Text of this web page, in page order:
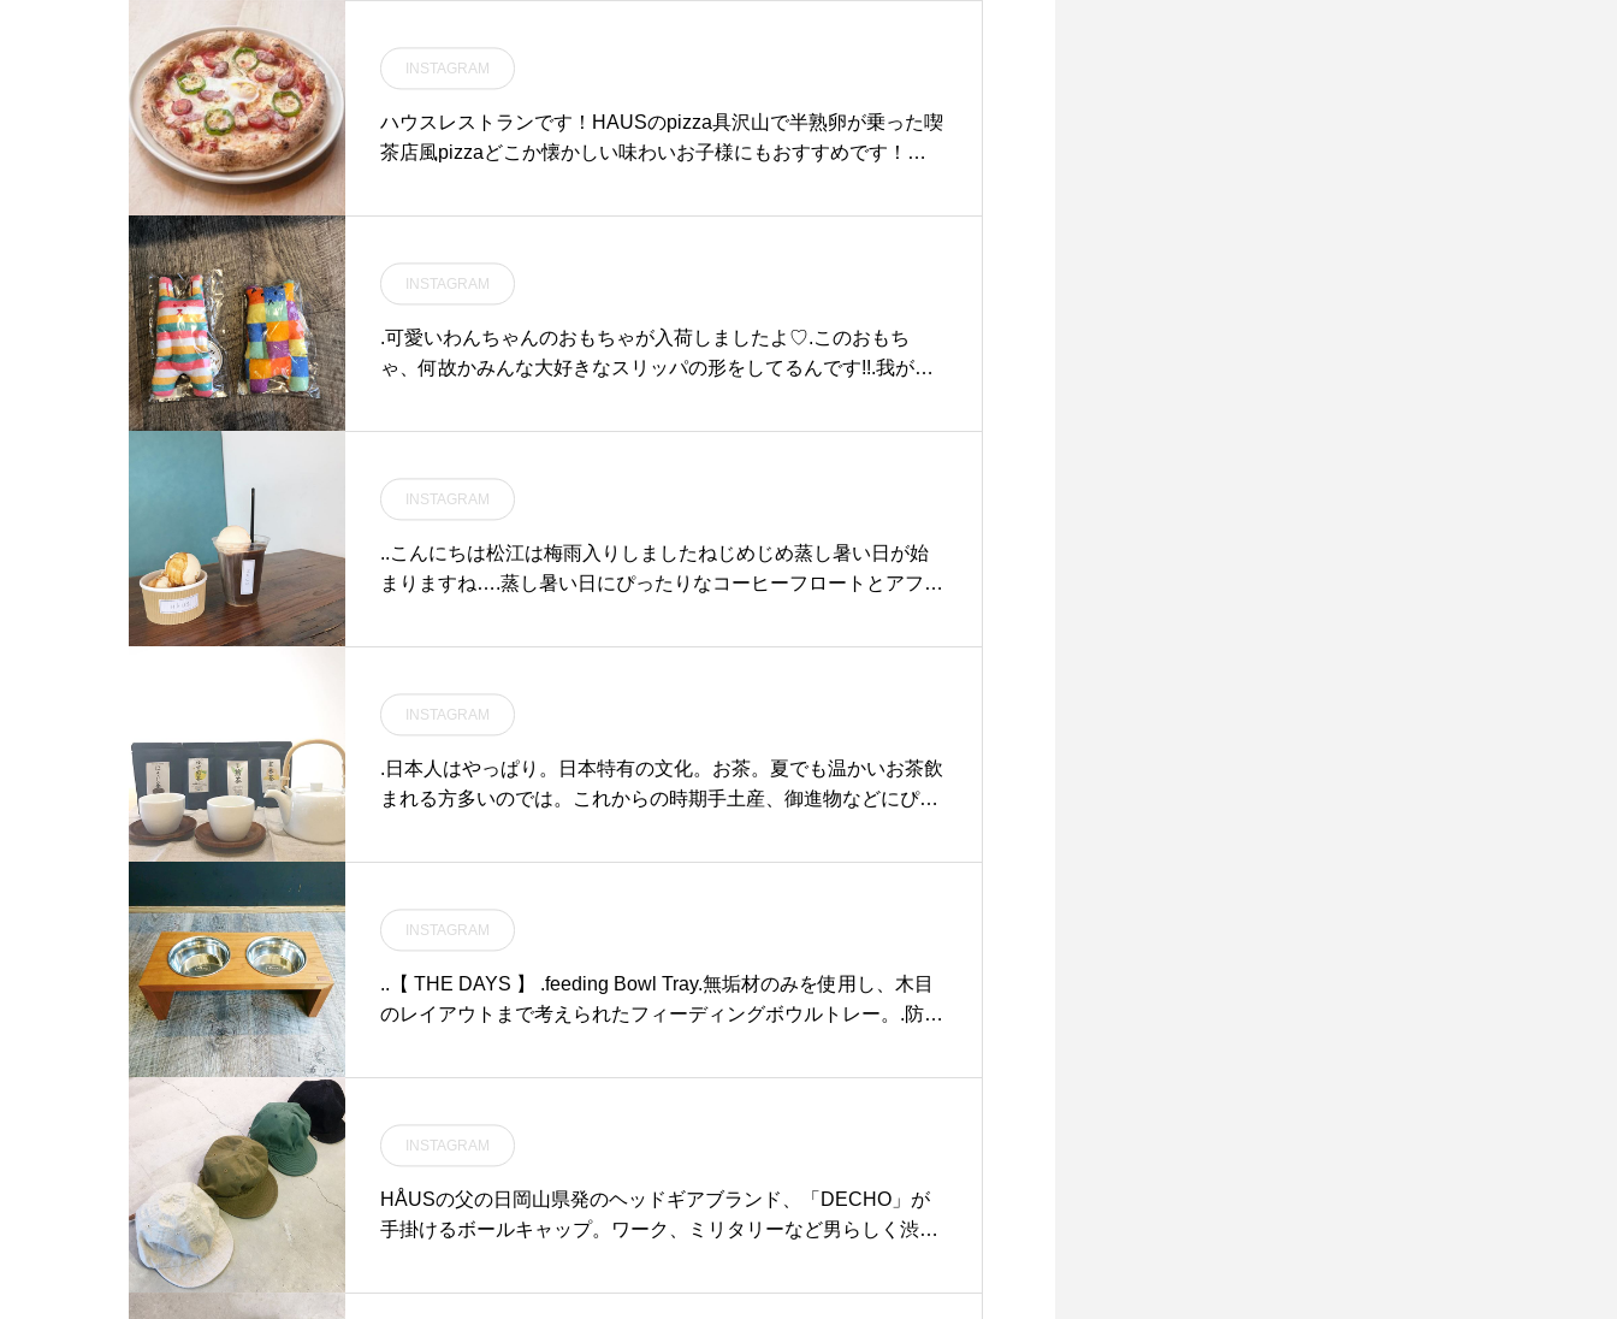
場の最前線を第一としてプ
ロダクトを発信し続けてい
ます。ブランドのロングセ
ラーである「ベトナム戦争
モデル」、「G10ウォッ
チ」の2種をご用意しまし
た。ファッションアイテム
前提ではなく、本来の現場
で使うツールウォッチとし
ての役割を前提に作られた
逸品です。男女ともにおす
すめでございますのでぜひ
店頭にてお試しくださいま
せ。.#mwc#militarywat
chcompany#military#ミ
リタリーウォッチ#haus #h
aus_matsue #hausmats
ue #松江カフェ #島根カフ
ェ #松江旅行#島根旅行#松
江 #島根 #山陰
NARROW MILITARY BELT
#belt#ベルト#military#
hausmatsue #島根#松江
INSTAGRAM
ハウスレストランです！HAUSのpizza具沢山で半熟卵が乗った喫
茶店風pizzaどこか懐かしい味わいお子様にもおすすめです！ラ
____HAUSのメインアカウントはこちら↓@haus_matsue______
業時間 》11:00 〜 20:00《 レストラン 営業時間 》モーニング9:0
0〜11:00ランチ 11:30〜14:00カフェ 14:00〜17:00ディナー17:0
0〜21:00（LO20:30） Tel : 0852-61-5888#CAFE#HAUS#HÅUS#
松江旅行#島根旅行#TABLEHAUS#島根#松江島根##haus_matsu
#ケーキ#松江デート
INSTAGRAM
.可愛いわんちゃんのおもちゃが入荷しましたよ♡.このおもち
ゃ、何故かみんな大好きなスリッパの形をしてるんです!!.我が家
すね.触ると、『シャカシャカ』押すと『キュッキュッ』わんちゃ
852-61-2885OPEN 9:00CLOSE 18:00@haus_matsue#松江トリ
ミングサロン #松江トリミング #松江ペットサロン #松江ペット #
松江スパシャンプー #haus #groomhaus #松江#島根
INSTAGRAM
..こんにちは︎松江は梅雨入りしましたねじめじめ蒸し暑い日が始
まりますね…︎.蒸し暑い日にぴったりなコーヒーフロートとアフォ
アウトも承っております。期間限定なのでぜひお試しくださいね
フェモーニング. 9:00-11:00 (Lo10:30)ランチ 11:30-14:00カフェ 1
4:00-18:00ディナー 18:00-21:00 (Lo20:15)…#アイスクリーム #ic
ecream ##コーヒーフロート #coffeefloat#アイスコーヒー #coffee
#アフォガード #エスプレッソ#バニラアイス #新メニュー #drink
INSTAGRAM
.日本人はやっぱり。日本特有の文化。お茶。夏でも温かいお茶飲
まれる方多いのでは。これからの時期手土産、御進物などにぴっ
たりなお菓子もあります♡一緒に食べると、、至福のときですね
はこちら@haus_zakka .こちらもよろしくお願いします♡..#加島
茶舗 #ほうじ茶#煎茶#ゆず煎茶#玄米茶#贈り物 #ギフト#手土産 #
御進物#hausmatsue#島根 #松江
INSTAGRAM
..【 THE DAYS 】 .feeding Bowl Tray.無垢材のみを使用し、木目
のレイアウトまで考えられたフィーディングボウルトレー。.防水
し、万が一ワンちゃんがかじっても安全です。ディッシュトレイ
江市乃白町20270852-61-2885open 9:00close 18:00@groom_hau
s#松江ペットサロン#松江ペット#松江トリミングサロン #松江ト
リミング#松江#島根#the days#hausmathue #haus #groomhaus
INSTAGRAM
HÅUSの父の日岡山県発のヘッドギアブランド、「DECHO」が
手掛けるボールキャップ。ワーク、ミリタリーなど男らしく渋み
強くなるこれからの時期、活躍する事間違いなしです◎.#decho#